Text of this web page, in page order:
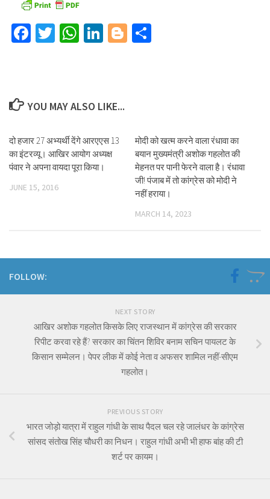
Facebook
TwitterWhatsApp
LinkedIn
Blogger
YOU MAY ALSO LIKE...
दो हजार 27 अभ्यर्थी देंगे आरएएस 13
का इंटरव्यू। आखिर आयोग अध्यक्ष
पंवार ने अपना वायदा पूरा किया।
JUNE 15, 2016
मोदी को खत्म करने वाला रंधावा का
बयान मुख्यमंत्री अशोक गहलोत की
मेहनत पर पानी फेरने वाला है। रंधावा
जी! पंजाब में तो कांग्रेस को मोदी ने
नहीं हराया।
MARCH 14, 2023
FOLLOW:
NEXT STORY
आखिर अशोक गहलोत किसके लिए राजस्थान में कांग्रेस की सरकार
रिपीट करवा रहे हैं? सरकार का चिंतन शिविर बनाम सचिन पायलट के
किसान सम्मेलन। पेपर लीक में कोई नेता व अफसर शामिल नहीं-सीएम
गहलोत।
PREVIOUS STORY
भारत जोड़ो यात्रा में राहुल गांधी के साथ पैदल चल रहे जालंधर के कांग्रेस
सांसद संतोख सिंह चौधरी का निधन। राहुल गांधी अभी भी हाफ बांह की टी
शर्ट पर कायम।